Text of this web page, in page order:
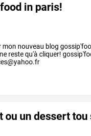
in paris!
nouveau blog
reste qu'à cliquer!
ou un dessert